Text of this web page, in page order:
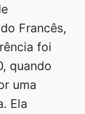
Francês,
foi
quando
uma
Ela